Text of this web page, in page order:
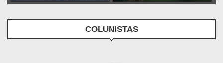
COLUNISTAS